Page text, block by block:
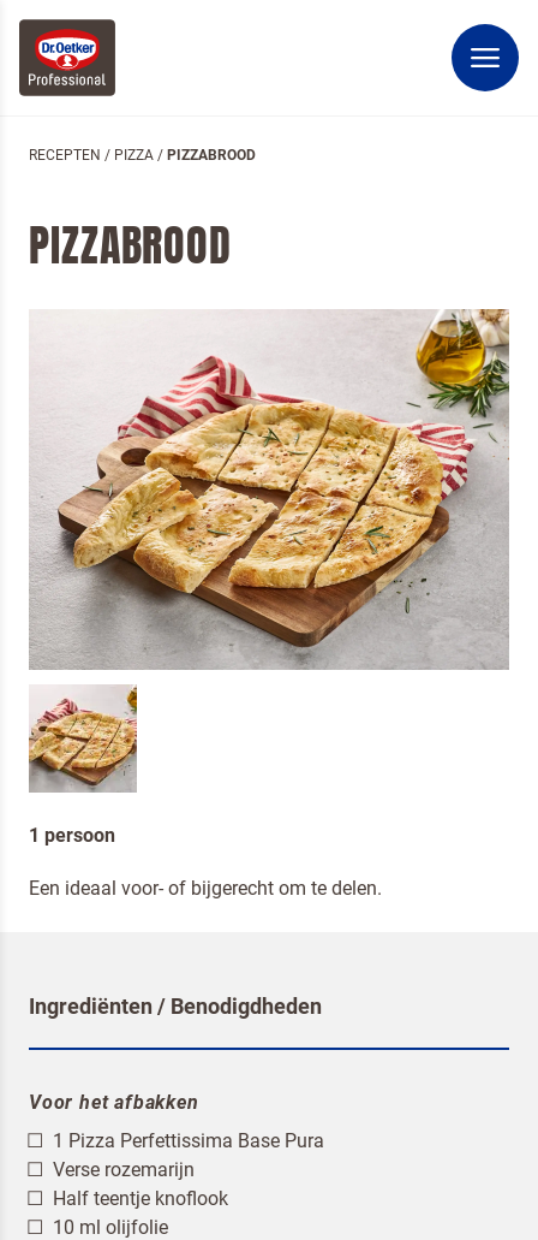
RECEPTEN / PIZZA / PIZZABROOD
PIZZABROOD
1 persoon
Een ideaal voor- of bijgerecht om te delen.
Ingrediënten / Benodigdheden
Voor het afbakken
1 Pizza Perfettissima Base Pura
Verse rozemarijn
Half teentje knoflook
10 ml olijfolie